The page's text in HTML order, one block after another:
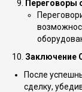
Переговоры
Заключение
После
сделку,